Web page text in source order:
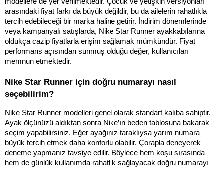
modellere de yer verilmektedir. Çocuk ve yetişkin versiyonları
arasındaki fiyat farkı da büyük değildir, bu da ailelerin rahatlıkla
tercih edebileceği bir marka haline getirir. İndirim dönemlerinde
veya kampanyalı satışlarda, Nike Star Runner ayakkabılarına
oldukça cazip fiyatlarla erişim sağlamak mümkündür. Fiyat
performans açısından sunmuş olduğu değer, kullanıcıları
memnun etmektedir.
Nike Star Runner için doğru numarayı nasıl
seçebilirim?
Nike Star Runner modelleri genel olarak standart kalıba sahiptir.
Ayak ölçünüzü aldıktan sonra Nike’ın beden tablosuna bakarak
seçim yapabilirsiniz. Eğer ayağınız taraklıysa yarım numara
büyük tercih etmek daha konforlu olabilir. Çorapla deneyerek
deneme yapmanız tavsiye edilir. Böylece hem koşu sırasında
hem de günlük kullanımda rahatlık sağlayacak doğru numarayı